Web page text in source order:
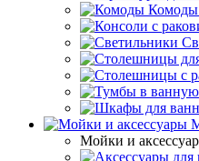
Комоды
Мойки и